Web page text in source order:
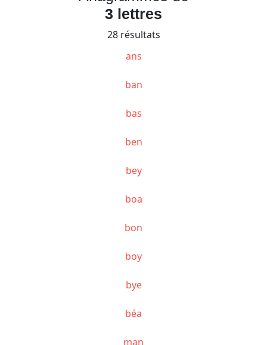
3 lettres
28 résultats
ans
ban
bas
ben
bey
boa
bon
boy
bye
béa
man